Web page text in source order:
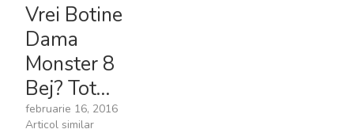
Vrei Botine
Dama
Monster 8
Bej? Tot…
februarie 16, 2016
Articol similar